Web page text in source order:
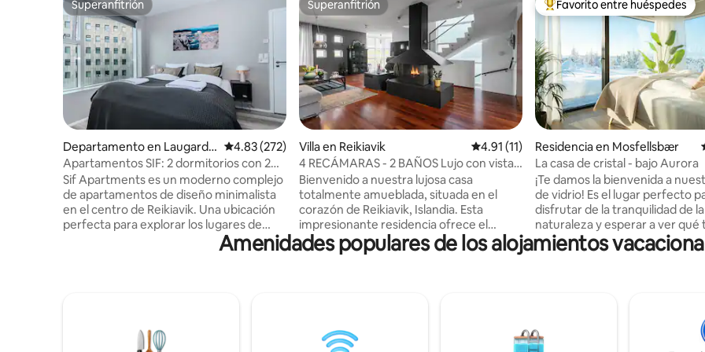
Superanfitrión
Superanfitrión
Departamento en Laugardal
ur
Calificación promedio: 4.83 de 5; 272 evaluaciones
4.83 (272)
Apartamentos SIF: 2 dormitorios con 2
baños
Sif Apartments es un moderno complejo
de apartamentos de diseño minimalista
en el centro de Reikiavik. Una ubicación
perfecta para explorar los lugares de
interés locales y a un tiro de piedra de los
mejores restaurantes y bares de
apartamentos están en el segundo-7
piso, por lo que la vista también es
Superanfitrión
Superanfitrión
Villa en Reikiavik Calificación promedio: 4.91 de 5; 11
4.91 (11)
4 RECÁMARAS - 2 BAÑOS Lujo con vista
al mar - Estacionamiento gratuito
Bienvenido a nuestra lujosa casa
totalmente amueblada, situada en el
corazón de Reikiavik, Islandia. Esta
impresionante residencia ofrece el
epítome de la comodidad, la elegancia y
la comodidad, enclavada en la mejor
de pelo ✔Lavadora y secadora✔ gratis
✔Cuna, ✔ trona, parque infantil✔ al aire
De los mejores en Favorito
Favorito entre huéspedes
Residencia en Mosfellsbær
La casa de cristal - bajo Aurora
¡Te damos la bienvenida a
de vidrio! Es el lugar perfecto para
disfrutar de la tranquilidad de la
naturaleza y esperar a ver qué
Diseñamos esta casa para que
de la máxima experiencia de
observar las estrellas y no dejar
ninguna aurora boreal sin que
¡Todo es nuevo y ya queremos
Amenidades populares de los alojamientos